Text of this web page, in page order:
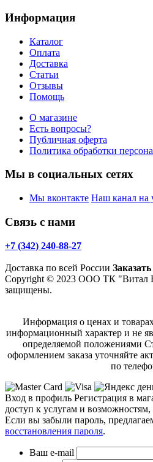
Информация
Каталог
Оплата
Доставка
Статьи
Отзывы
Помощь
О магазине
Есть вопросы?
Публичная оферта
Политика обработки
Мы в социальных сетях
Мы вконтакте Наш канал на
Связь с нами
+7 (342) 240-88-27
Доставка по всей России
Copyright © 2023 ООО ТК "Витал
защищены.
Информация о ценах и
информационный характер и не
определяемой положениями
оформлением заказа уточняйте
по
Вход в профиль Регистрация в
доступ к услугам и
Если вы забыли пароль,
восстановления пароля.
Ваш e-mail